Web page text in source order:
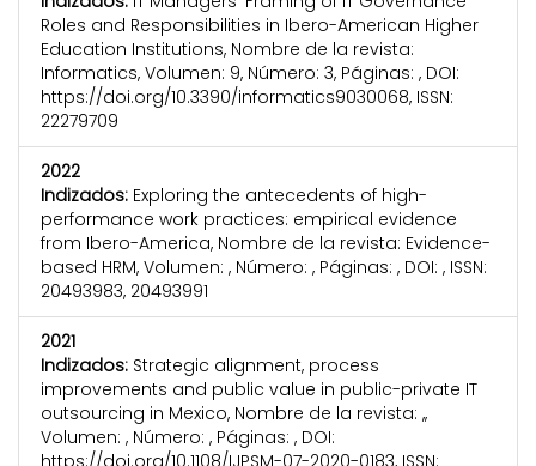
Roles and Responsibilities in Ibero-American Higher
Education Institutions, Nombre de la revista:
Informatics, Volumen: 9, Número: 3, Páginas: , DOI:
https://doi.org/10.3390/informatics9030068, ISSN:
22279709
2022
Indizados: Exploring the antecedents of high-
performance work practices: empirical evidence
from Ibero-America, Nombre de la revista: Evidence-
based HRM, Volumen: , Número: , Páginas: , DOI: , ISSN:
20493983, 20493991
2021
Indizados: Strategic alignment, process
improvements and public value in public-private IT
outsourcing in Mexico, Nombre de la revista: ,,
Volumen: , Número: , Páginas: , DOI: